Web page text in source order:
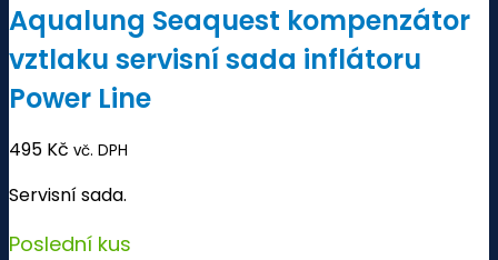
Aqualung Seaquest kompenzátor
vztlaku servisní sada inflátoru
Power Line
495 Kč vč. DPH
Servisní sada.
Poslední kus